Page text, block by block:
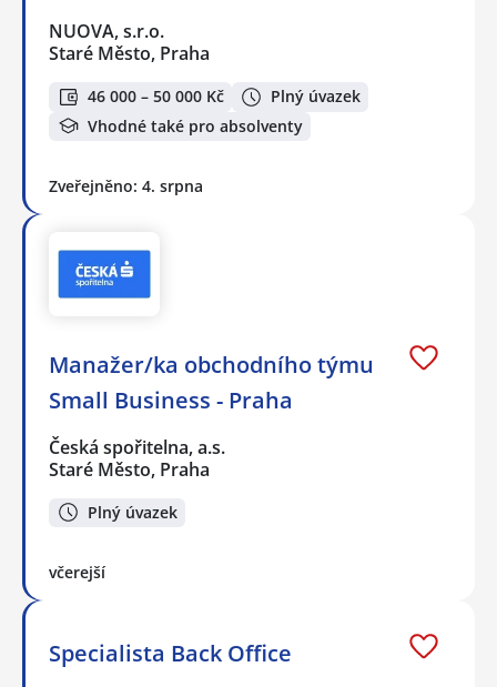
NUOVA, s.r.o.
Staré Město, Praha
46 000 – 50 000 Kč
Plný úvazek
Vhodné také pro absolventy
Zveřejněno: 4. srpna
Manažer/ka obchodního týmu
Small Business - Praha
Česká spořitelna, a.s.
Staré Město, Praha
Plný úvazek
včerejší
Specialista Back Office